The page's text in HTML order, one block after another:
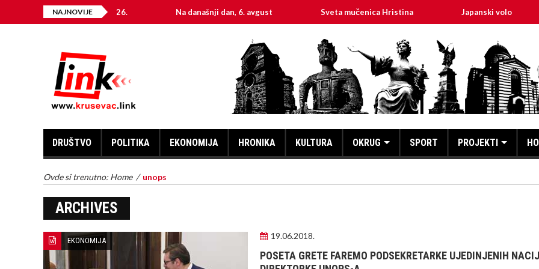
NAJNOVIJE
za 6. avgust 2026. Na današnji dan, 6. avgust Sveta mučenica Hristina Japanski volonter u
DRUŠTVO POLITIKA EKONOMIJA HRONIKA KULTURA OKRUG SPORT PROJEKTI
Ovde si trenutno: Home / unops
ARCHIVES
EKONOMIJA 19.06.2018.
POSETA GRETE FAREMO PODSEKRETARKE UJEDINJENIH